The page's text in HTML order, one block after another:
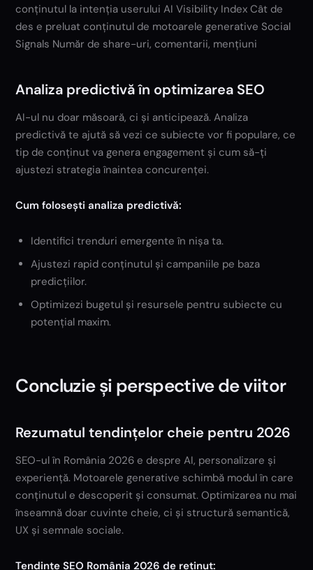
conținutul la intenția userului AI Visibility Index Cât de
des e preluat conținutul de motoarele generative Social
Signals Număr de share-uri, comentarii, mențiuni
Analiza predictivă în optimizarea SEO
AI-ul nu doar măsoară, ci și anticipează. Analiza
predictivă te ajută să vezi ce subiecte vor fi populare, ce
tip de conținut va genera engagement și cum să-ți
ajustezi strategia înaintea concurenței.
Cum folosești analiza predictivă:
Identifici trenduri emergente în nișa ta.
Ajustezi rapid conținutul și campaniile pe baza
predicțiilor.
Optimizezi bugetul și resursele pentru subiecte cu
potențial maxim.
Concluzie și perspective de viitor
Rezumatul tendințelor cheie pentru 2026
SEO-ul în România 2026 e despre AI, personalizare și
experiență. Motoarele generative schimbă modul în care
conținutul e descoperit și consumat. Optimizarea nu mai
înseamnă doar cuvinte cheie, ci și structură semantică,
UX și semnale sociale.
Tendințe SEO România 2026 de reținut: